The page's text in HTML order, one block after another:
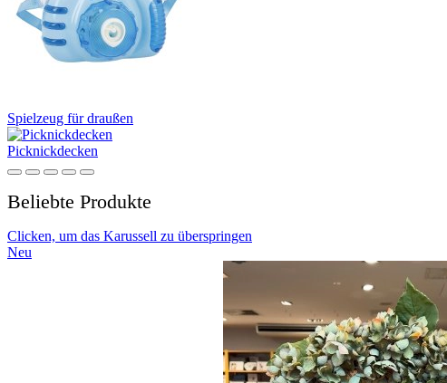
Spielzeug für draußen
Picknickdecken
Beliebte Produkte
Clicken, um das Karussell zu überspringen
Neu